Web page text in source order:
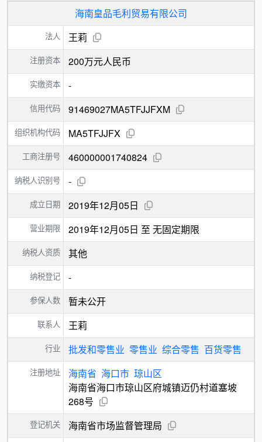
海南皇品毛利贸易有限公司
法人 王莉
注册资本 200万元人民币
实缴资本 -
信用代码 91469027MA5TFJJFXM
组织机构代码 MA5TFJJFX
工商注册号 460000001740824
纳税人识别号 -
成立日期 2019年12月05日
营业期限 2019年12月05日 至 无固定期限
纳税人资质 其他
纳税登记 -
参保人数 暂未公开
联系人 王莉
行业 批发和零售业 零售业 综合零售 百货零售
注册地址 海南省 海口市 琼山区
海南省海口市琼山区府城镇迈仍村道塞坡
268号
登记机关 海南省市场监督管理局